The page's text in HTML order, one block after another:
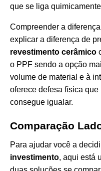
que se liga
Compreender a
explicar a diferença de
revestimento cerâmico
o PPF sendo a opção
volume de material e à
oferece defesa física
consegue igualar.
Comparação
Para ajudar você a
investimento, aqui está